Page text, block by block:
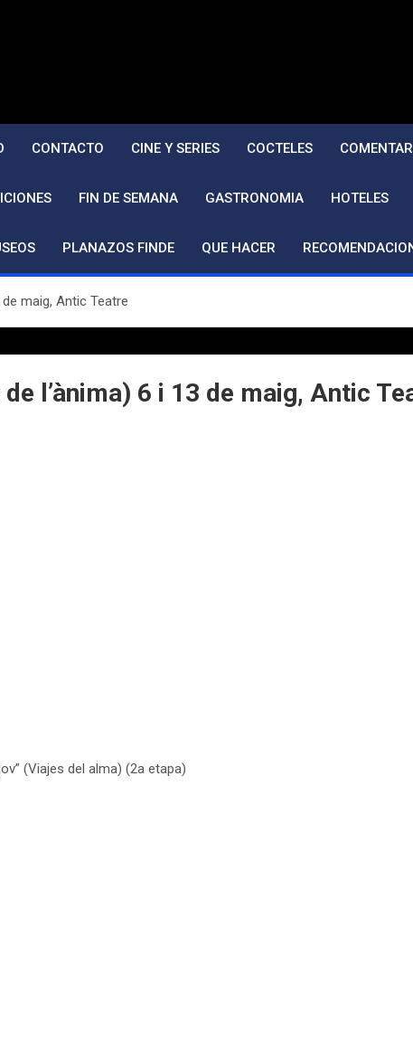
CONTACTO CINE Y SERIES COCTELES
FIN DE SEMANA GASTRONOMIA HOTELES
PLANAZOS FINDE QUE HACER
maig, Antic Teatre
l’ànima) 6 i 13 de maig, Antic
(Viajes del alma) (2a etapa)